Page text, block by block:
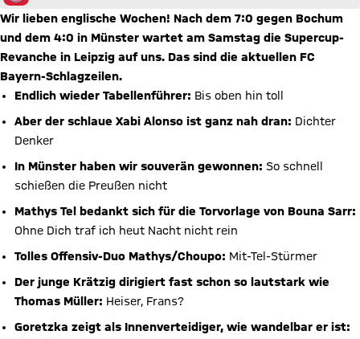
Wir lieben englische Wochen! Nach dem 7:0 gegen Bochum
und dem 4:0 in Münster wartet am Samstag die Supercup-
Revanche in Leipzig auf uns. Das sind die aktuellen FC
Bayern-Schlagzeilen.
Endlich wieder Tabellenführer: Bis oben hin toll
Aber der schlaue Xabi Alonso ist ganz nah dran: Dichter
Denker
In Münster haben wir souverän gewonnen: So schnell
schießen die Preußen nicht
Mathys Tel bedankt sich für die Torvorlage von Bouna Sarr:
Ohne Dich traf ich heut Nacht nicht rein
Tolles Offensiv-Duo Mathys/Choupo: Mit-Tel-Stürmer
Der junge Krätzig dirigiert fast schon so lautstark wie
Thomas Müller: Heiser, Frans?
Goretzka zeigt als Innenverteidiger, wie wandelbar er ist: